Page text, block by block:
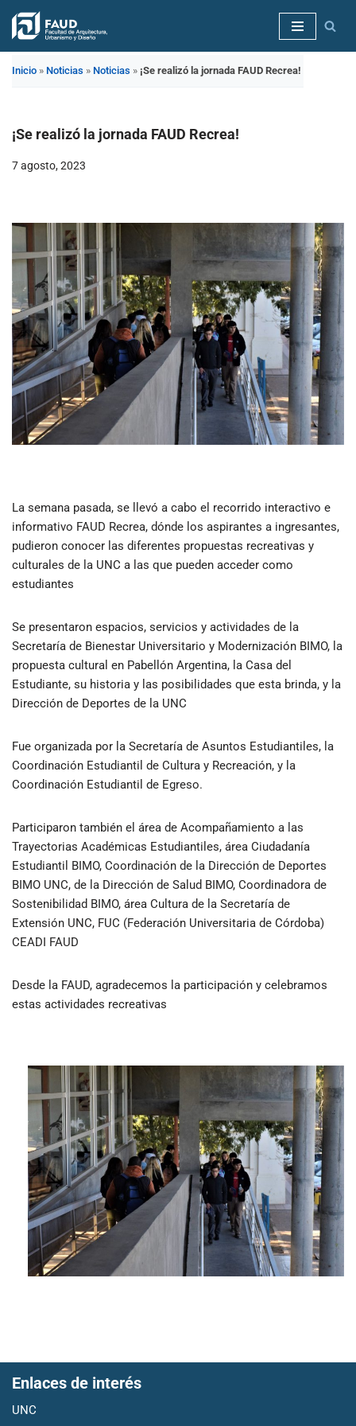
Saltar
Inicio » Noticias » Noticias » ¡Se realizó la jornada FAUD Recrea!
¡Se realizó la jornada FAUD Recrea!
7 agosto, 2023
La semana pasada, se llevó a cabo el recorrido interactivo e
informativo FAUD Recrea, dónde los aspirantes a ingresantes,
pudieron conocer las diferentes propuestas recreativas y
culturales de la UNC a las que pueden acceder como
estudiantes
Se presentaron espacios, servicios y actividades de la
Secretaría de Bienestar Universitario y Modernización BIMO, la
propuesta cultural en Pabellón Argentina, la Casa del
Estudiante, su historia y las posibilidades que esta brinda, y la
Dirección de Deportes de la UNC
Fue organizada por la Secretaría de Asuntos Estudiantiles, la
Coordinación Estudiantil de Cultura y Recreación, y la
Coordinación Estudiantil de Egreso.
Participaron también el área de Acompañamiento a las
Trayectorias Académicas Estudiantiles, área Ciudadanía
Estudiantil BIMO, Coordinación de la Dirección de Deportes
BIMO UNC, de la Dirección de Salud BIMO, Coordinadora de
Sostenibilidad BIMO, área Cultura de la Secretaría de
Extensión UNC, FUC (Federación Universitaria de Córdoba)
CEADI FAUD
Desde la FAUD, agradecemos la participación y celebramos
estas actividades recreativas
Enlaces de interés
UNC